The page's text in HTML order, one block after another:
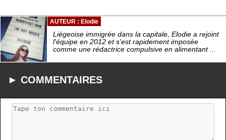
AUTEUR : Elodie
Liégeoise immigrée dans la capitale, Elodie a rejoint
l'équipe en 2012 et s'est rapidement imposée
comme une rédactrice compulsive en alimentant ...
► COMMENTAIRES